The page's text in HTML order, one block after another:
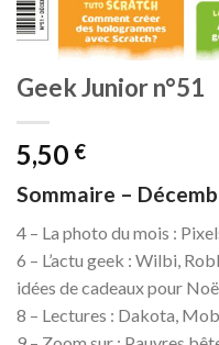
Geek Junior n°51
5,50 €
Sommaire –
4 – La photo du mois :
6 – L’actu geek : Wilbi,
idées de cadeaux pour
8 – Lectures : Dakota,